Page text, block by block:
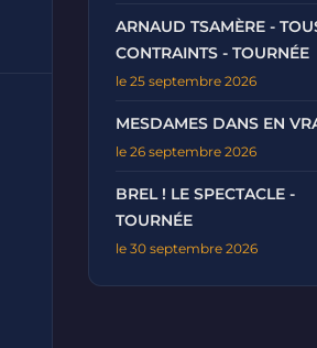
ARNAUD TSAMÈRE -
CONTRAINTS - TOURNÉE
le 25 septembre 2026
MESDAMES DANS EN
le 26 septembre 2026
BREL ! LE SPECTACLE -
TOURNÉE
le 30 septembre 2026